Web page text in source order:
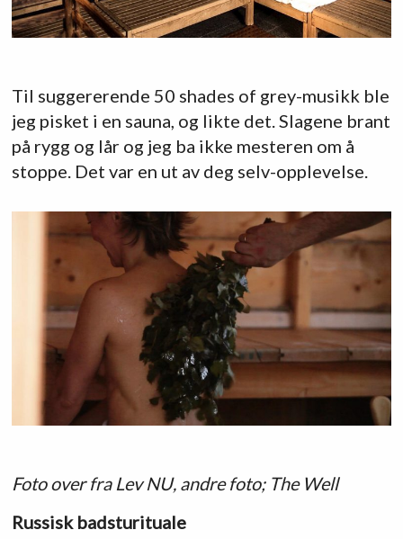
Til suggererende 50 shades of grey-musikk ble
jeg pisket i en sauna, og likte det. Slagene brant
på rygg og lår og jeg ba ikke mesteren om å
stoppe. Det var en ut av deg selv-opplevelse.
Foto over fra Lev NU, andre foto; The Well
Russisk badsturituale